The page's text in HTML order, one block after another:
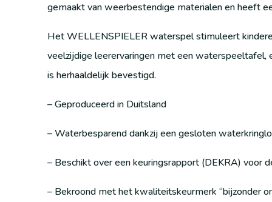
gemaakt van weerbestendige materialen en heeft
Het WELLENSPIELER waterspel stimuleert
veelzijdige leerervaringen met een
is herhaaldelijk bevestigd.
– Geproduceerd in Duitsland
– Waterbesparend dankzij een gesloten
– Beschikt over een keuringsrapport (DEKRA) voor
– Bekroond met het kwaliteitskeurmerk “bijzonder